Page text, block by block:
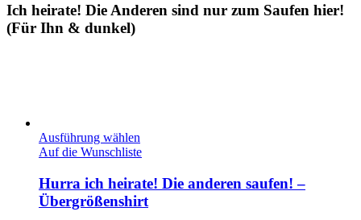
Ich heirate! Die Anderen sind nur zum Saufen hier!
(Für Ihn & dunkel)
Ausführung wählen
Auf die Wunschliste
Hurra ich heirate! Die anderen saufen! –
Übergrößenshirt